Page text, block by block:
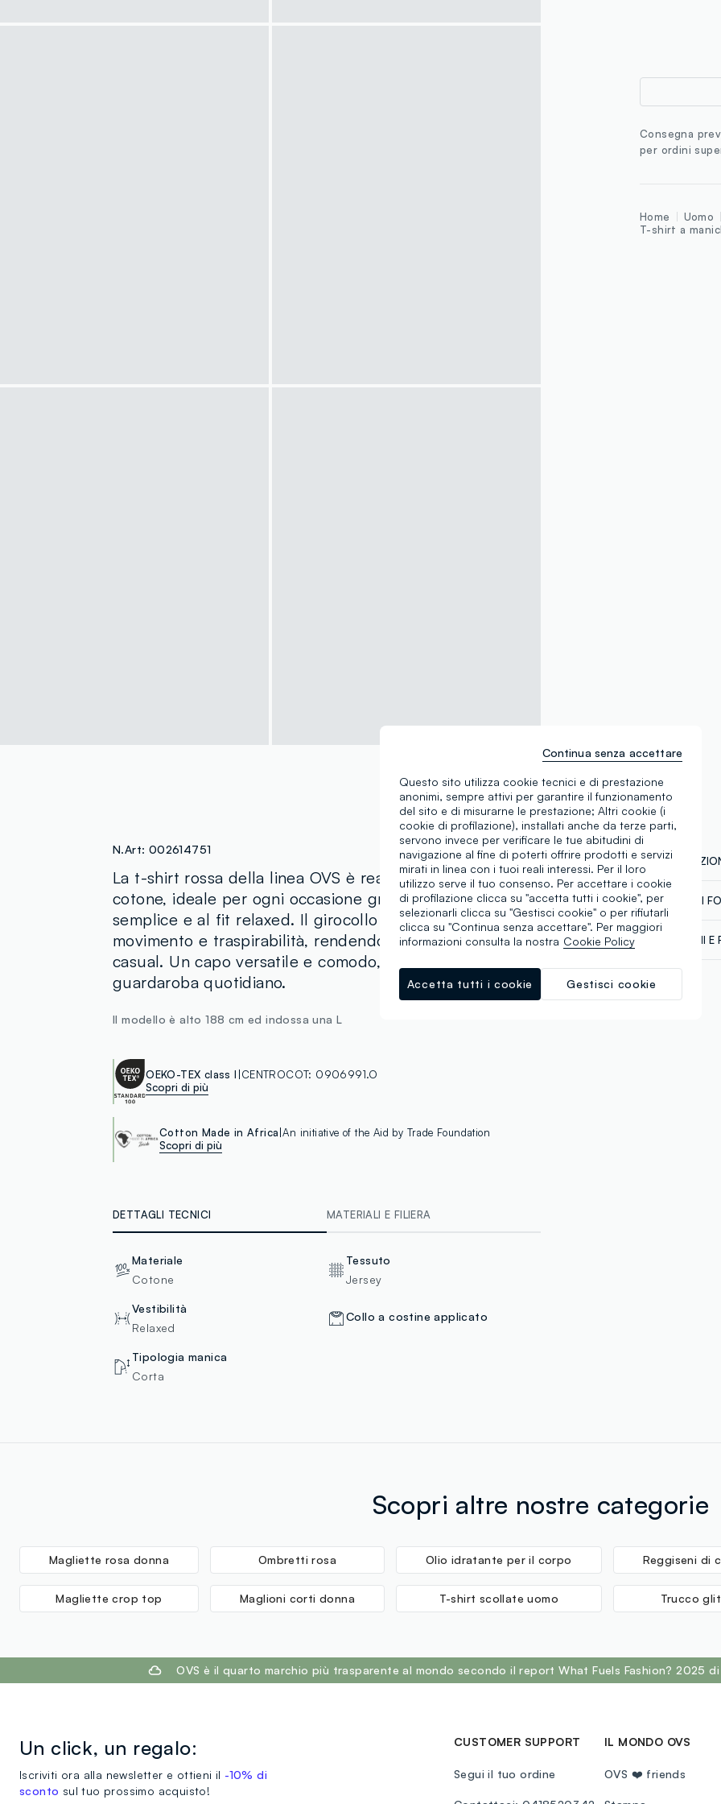
Consegna
per ordini
Home Uomo
T-shirt a
N.Art: 002614751
La t-shirt rossa della linea OVS è realizzata in puro
cotone, ideale per ogni occasione grazie al suo design
semplice e al fit relaxed. Il girocollo offre libertà di
movimento e traspirabilità, rendendola perfetta per look
casual. Un capo versatile e comodo, perfetto per il
guardaroba quotidiano.
Il modello è alto 188 cm ed indossa una L
OEKO-TEX class I CENTROCOT: 0906991.O
Scopri di più
Cotton Made in Africa An initiative of the Aid by Trade Foundation
Scopri di più
DETTAGLI TECNICI MATERIALI E FILIERA
Materiale
Cotone
Tessuto
Jersey
Vestibilità
Relaxed
Collo a costine applicato
Tipologia manica
Corta
CATENA DI
Sicurezza
Il 100% dei
talvolta
SPEDIZIONI E
Spedizione
€60.
Scopri altre nostre categorie
Magliette rosa donna Ombretti rosa Olio idratante per il corpo Reggiseni di
Magliette crop top Maglioni corti donna T-shirt scollate uomo Trucco
OVS è il quarto marchio più trasparente al mondo secondo il report What Fuels Fashion? 2025 di
Un click, un regalo:
Iscriviti ora alla newsletter e ottieni il -10% di
sconto sul tuo prossimo acquisto!
CUSTOMER SUPPORT
Segui il tuo ordine
IL MONDO OVS
OVS ❤️ friends
Questo sito utilizza cookie tecnici e di prestazione
anonimi, sempre attivi per garantire il funzionamento
del sito e di misurarne le prestazione; Altri cookie (i
cookie di profilazione), installati anche da terze parti,
servono invece per verificare le tue abitudini di
navigazione al fine di poterti offrire prodotti e servizi
mirati in linea con i tuoi reali interessi. Per il loro
utilizzo serve il tuo consenso. Per accettare i cookie
di profilazione clicca su "accetta tutti i cookie", per
selezionarli clicca su "Gestisci cookie" o per rifiutarli
clicca su "Continua senza accettare". Per maggiori
informazioni consulta la nostra Cookie Policy
Gestisci cookie
Accetta tutti i cookie
Continua senza accettare